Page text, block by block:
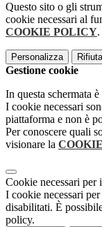
Questo sito o gli
cookie necessari al
COOKIE POLICY.
Personalizza
Gestione cookie
In questa schermata
I cookie necessari
piattaforma e non è
Per conoscere quali
visionare la
Cookie necessari per
I cookie necessari
disabilitati. È
policy.